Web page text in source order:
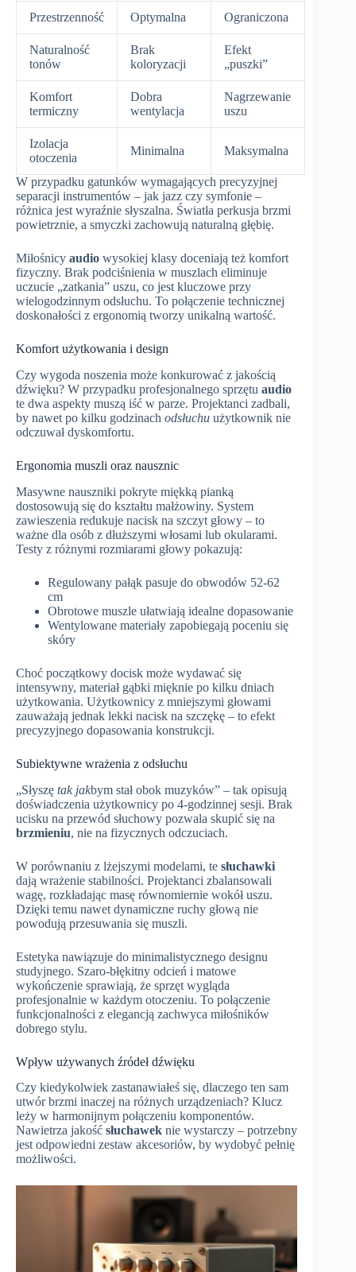
Przestrzenność Optymalna Ograniczona
Naturalność
tonów
Brak
koloryzacji
Efekt
„puszki”
Komfort
termiczny
Dobra
wentylacja
Nagrzewanie
uszu
Izolacja
otoczenia
Minimalna Maksymalna
W przypadku gatunków wymagających precyzyjnej
separacji instrumentów – jak jazz czy symfonie –
różnica jest wyraźnie słyszalna. Światła perkusja brzmi
powietrznie, a smyczki zachowują naturalną głębię.
Miłośnicy audio wysokiej klasy doceniają też komfort
fizyczny. Brak podciśnienia w muszlach eliminuje
uczucie „zatkania” uszu, co jest kluczowe przy
wielogodzinnym odsłuchu. To połączenie technicznej
doskonałości z ergonomią tworzy unikalną wartość.
Komfort użytkowania i design
Czy wygoda noszenia może konkurować z jakością
dźwięku? W przypadku profesjonalnego sprzętu audio
te dwa aspekty muszą iść w parze. Projektanci zadbali,
by nawet po kilku godzinach odsłuchu użytkownik nie
odczuwał dyskomfortu.
Ergonomia muszli oraz nausznic
Masywne nauszniki pokryte miękką pianką
dostosowują się do kształtu małżowiny. System
zawieszenia redukuje nacisk na szczyt głowy – to
ważne dla osób z dłuższymi włosami lub okularami.
Testy z różnymi rozmiarami głowy pokazują:
Regulowany pałąk pasuje do obwodów 52-62
cm
Obrotowe muszle ułatwiają idealne dopasowanie
Wentylowane materiały zapobiegają poceniu się
skóry
Choć początkowy docisk może wydawać się
intensywny, materiał gąbki mięknie po kilku dniach
użytkowania. Użytkownicy z mniejszymi głowami
zauważają jednak lekki nacisk na szczękę – to efekt
precyzyjnego dopasowania konstrukcji.
Subiektywne wrażenia z odsłuchu
„Słyszę tak jakbym stał obok muzyków” – tak opisują
doświadczenia użytkownicy po 4-godzinnej sesji. Brak
ucisku na przewód słuchowy pozwala skupić się na
brzmieniu, nie na fizycznych odczuciach.
W porównaniu z lżejszymi modelami, te słuchawki
dają wrażenie stabilności. Projektanci zbalansowali
wagę, rozkładając masę równomiernie wokół uszu.
Dzięki temu nawet dynamiczne ruchy głową nie
powodują przesuwania się muszli.
Estetyka nawiązuje do minimalistycznego designu
studyjnego. Szaro-błękitny odcień i matowe
wykończenie sprawiają, że sprzęt wygląda
profesjonalnie w każdym otoczeniu. To połączenie
funkcjonalności z elegancją zachwyca miłośników
dobrego stylu.
Wpływ używanych źródeł dźwięku
Czy kiedykolwiek zastanawiałeś się, dlaczego ten sam
utwór brzmi inaczej na różnych urządzeniach? Klucz
leży w harmonijnym połączeniu komponentów.
Nawietrza jakość słuchawek nie wystarczy – potrzebny
jest odpowiedni zestaw akcesoriów, by wydobyć pełnię
możliwości.